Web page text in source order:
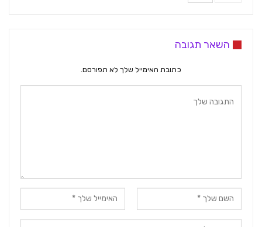
השאר תגובה
כתובת האימייל שלך לא תפורסם.